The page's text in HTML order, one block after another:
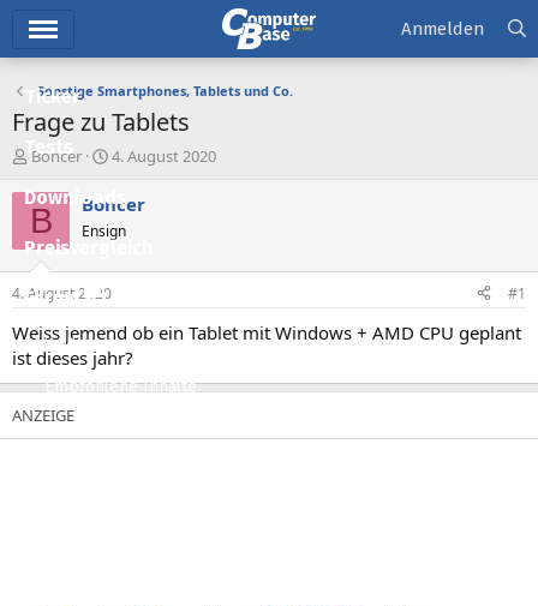
Ticker
Tests
Downloads
Preisvergleich
Forum
Aktuelles
Empfohlene Inhalte
Anmelden
Sonstige Smartphones, Tablets und Co.
Frage zu Tablets
E
s
e
l
e
r
Boncer
E
s
e
t
a
4. August 2020
B Boncer
Ensign
4. August 2020 #1
Weiss jemend ob ein Tablet mit Windows + AMD CPU geplant
ist dieses jahr?